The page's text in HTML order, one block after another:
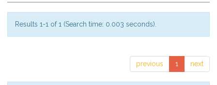
Results 1-1 of 1 (Search time: 0.003 seconds).
previous 1 next